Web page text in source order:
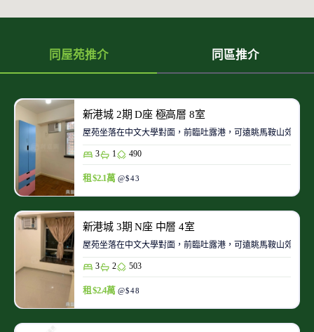
同屋苑推介 同區推介
新港城 2期 D座 極高層 8室
屋苑坐落在中文大學對面，前臨吐露港，可遠眺馬鞍山郊野
3 1 490
租 $2.1萬 @$43
新港城 3期 N座 中層 4室
屋苑坐落在中文大學對面，前臨吐露港，可遠眺馬鞍山郊野
3 2 503
租 $2.4萬 @$48